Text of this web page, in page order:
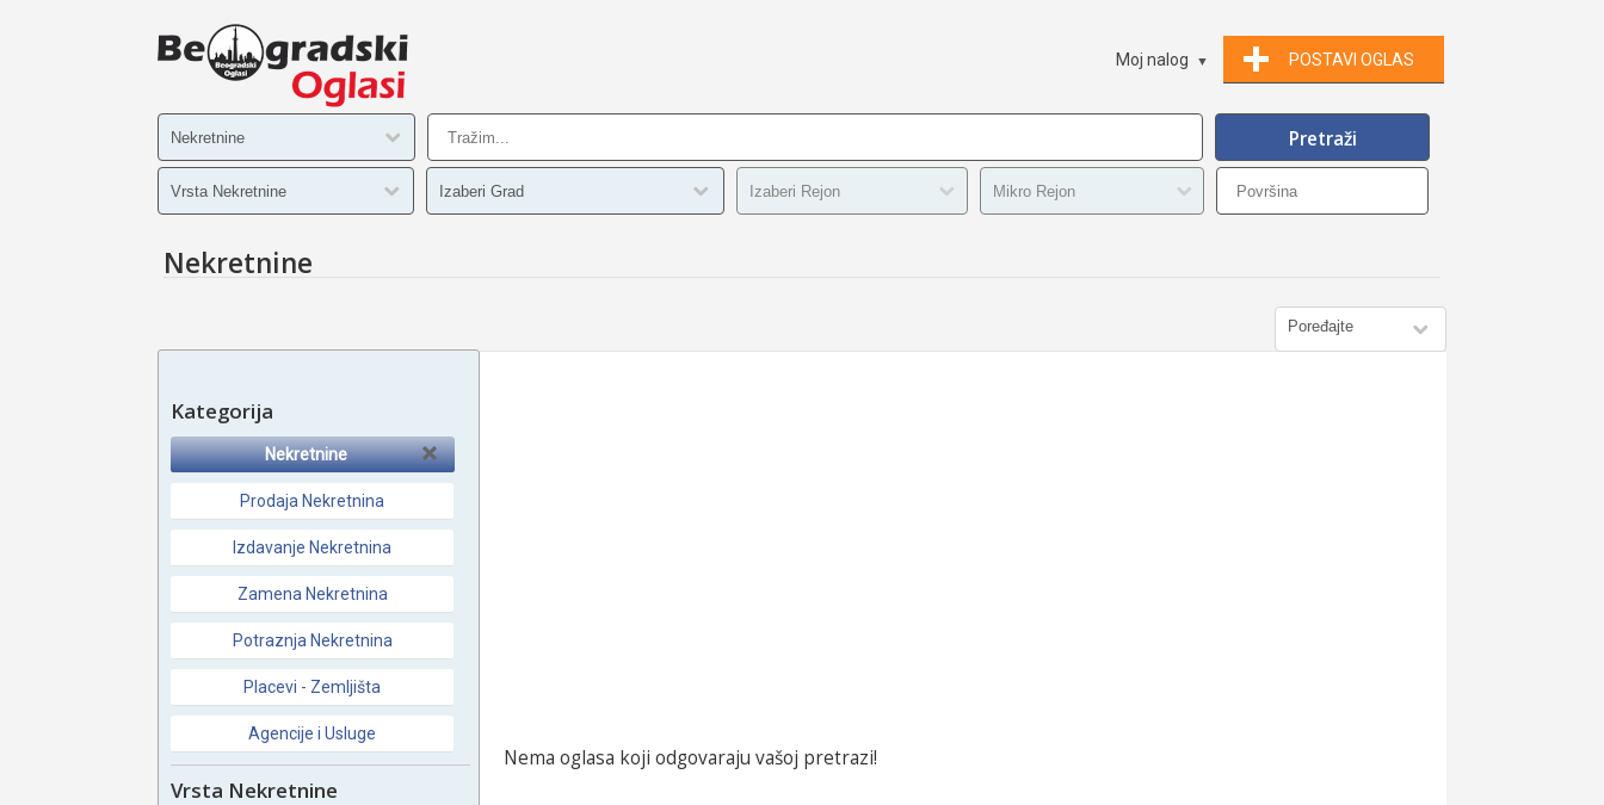
POSTAVI OGLAS
Moj nalog
Nekretnine
Kategorija
Nekretnine
Prodaja Nekretnina
Izdavanje Nekretnina
Zamena Nekretnina
Potraznja Nekretnina
Placevi - Zemljišta
Agencije i Usluge
Vrsta Nekretnine
Nema oglasa koji odgovaraju vašoj pretrazi!